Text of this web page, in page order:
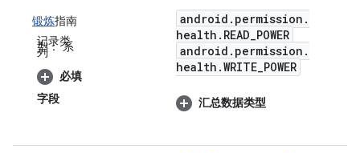
锻炼指南
记录类
型：系
列
必填
字段
android . permission .
health . READ_POWER
android . permission .
health .WRITE_POWER
汇总数据类型